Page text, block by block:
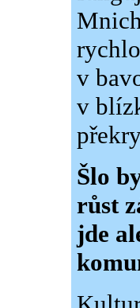
v
v
Šlo
růst
jde